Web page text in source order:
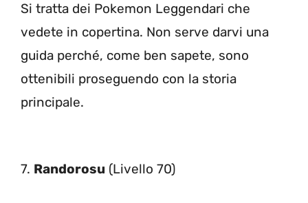
Si tratta dei Pokemon Leggendari che
vedete in copertina. Non serve darvi una
guida perché, come ben sapete, sono
ottenibili proseguendo con la storia
principale.
7. Randorosu (Livello 70)